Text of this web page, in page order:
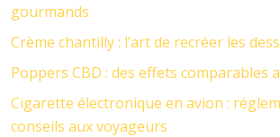
gourmands
Crème chantilly : l’art de recréer les
Poppers CBD : des effets comparables
Cigarette électronique en avion :
conseils aux voyageurs